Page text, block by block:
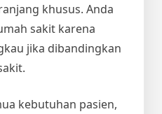
khusus. Anda
sakit karena
jika dibandingkan
kebutuhan pasien,